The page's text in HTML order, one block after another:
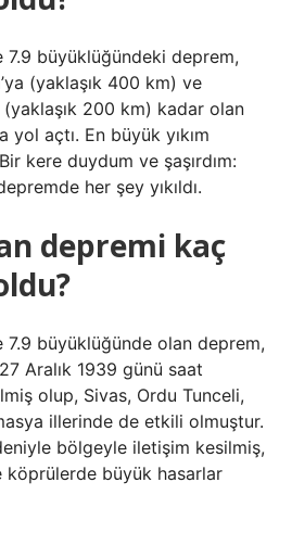
büyüklüğündeki deprem,
(yaklaşık 400 km) ve
(yaklaşık 200 km) kadar olan
yol açtı. En büyük yıkım
kere duydum ve şaşırdım:
her şey yıkıldı.
depremi kaç
büyüklüğünde olan deprem,
Aralık 1939 günü saat
olup, Sivas, Ordu Tunceli,
illerinde de etkili olmuştur.
bölgeyle iletişim kesilmiş,
köprülerde büyük hasarlar